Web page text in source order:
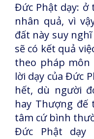
Đức Phật dạy:
nhân quả, vì
đất này suy
sẽ có kết quả
theo pháp môn
lời dạy của Đức
hết, dù người
hay Thượng đế
tâm cứ bình
Đức Phật dạy